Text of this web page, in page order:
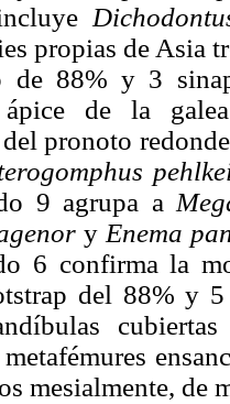
propias de Asia
de 88% y 3
ápice de la
pronoto
9 agrupa a
y Enema
6 confirma la
del 88% y
mesialmente, de